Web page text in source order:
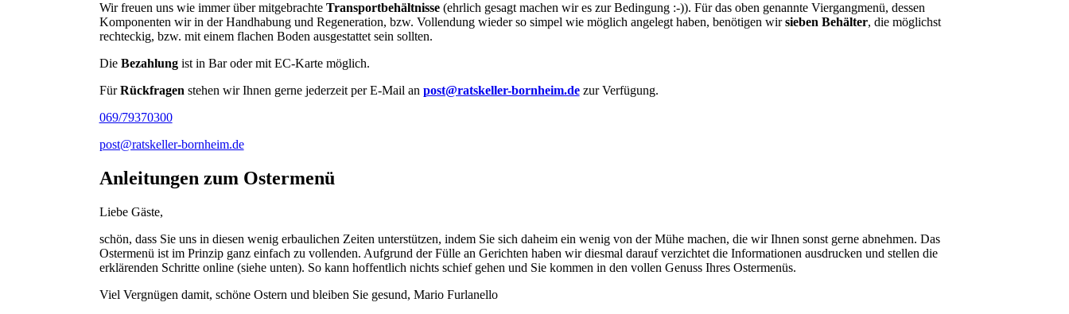
Wir freuen uns wie immer über mitgebrachte Transportbehältnisse(ehrlich gesagt machen wir es zur Bedingung :-)). Für das oben genannte Viergangmenü, dessen
Komponenten wir in der Handhabung und Regeneration, bzw. Vollendung wieder so simpel wie möglich angelegt haben, benötigen wirsieben Behälter, die möglichst
rechteckig, bzw. mit einem flachen Boden ausgestattet sein sollten.
Die Bezahlungist in Bar oder mit EC-Karte möglich.
FürRückfragen stehen wir Ihnen gerne jederzeit per E-Mail an post@ratskeller-bornheim.dezur Verfügung.
069/79370300
post@ratskeller-bornheim.de
Anleitungen zum Ostermenü
Liebe Gäste,
schön, dass Sie uns in diesen wenig erbaulichen Zeiten unterstützen, indem Sie sich daheim ein wenig von der Mühe machen, die wir Ihnen sonst gerne abnehmen. Das
Ostermenü ist im Prinzip ganz einfach zu vollenden. Aufgrund der Fülle an Gerichten haben wir diesmal darauf verzichtet die Informationen ausdrucken und stellen die
erklärenden Schritte online (siehe unten). So kann hoffentlich nichts schief gehen und Sie kommen in den vollen Genuss Ihres Ostermenüs.
Viel Vergnügen damit, schöne Ostern und bleiben Sie gesund, Mario Furlanello